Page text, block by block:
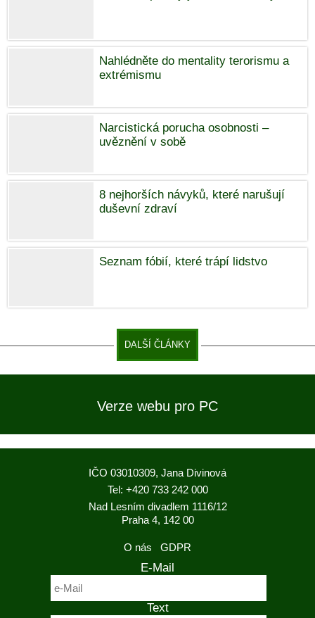
Nahlédněte do mentality terorismu a
extrémismu
Narcistická porucha osobnosti –
uvěznění v sobě
8 nejhorších návyků, které narušují
duševní zdraví
Seznam fóbií, které trápí lidstvo
DALŠÍ ČLÁNKY
Verze webu pro PC
IČO 03010309, Jana Divinová
Tel: +420 733 242 000
Nad Lesním divadlem 1116/12
Praha 4, 142 00
O nás GDPR
E-Mail
Text